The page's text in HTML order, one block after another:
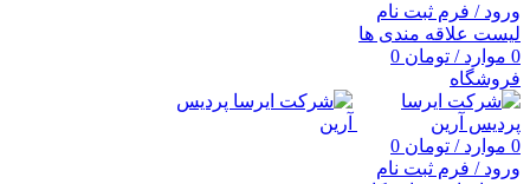
ورود / فرم ثبت نام
لیست علاقه مندی ها
0 موارد / تومان
فروشگاه
0 موارد / تومان
ورود / فرم ثبت نام